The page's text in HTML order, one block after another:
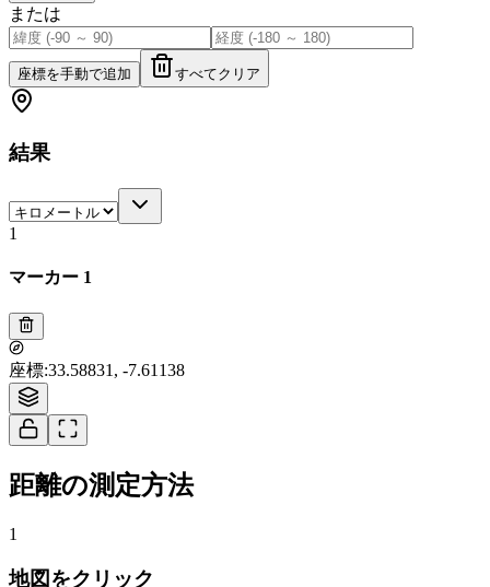
または
座標を手動で追加 すべてクリア
結果
1
マーカー 1
座標:33.58831, -7.61138
Tiles © Esri — Source: Esri, i-cubed, USDA, USGS, AEX, GeoEye,
Getmapping, Aerogrid, IGN, IGP, UPR-EGP, and the GIS User Community
距離の測定方法
1
地図をクリック